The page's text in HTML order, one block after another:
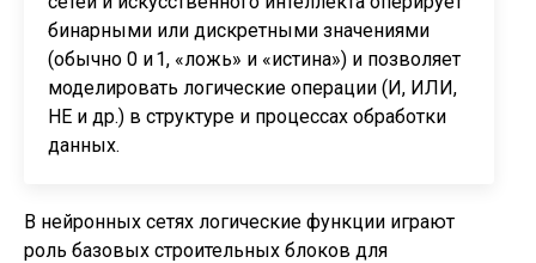
бинарными или дискретными значениями
(обычно 0 и 1, «ложь» и «истина») и позволяет
моделировать логические операции (И, ИЛИ,
НЕ и др.) в структуре и процессах обработки
данных.
В нейронных сетях логические функции играют
роль базовых строительных блоков для